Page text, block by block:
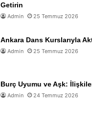
Getirin
Admin 25 Temmuz 2026
Ankara Dans Kurslarıyla
Admin 25 Temmuz 2026
Burç Uyumu ve Aşk:
Admin 24 Temmuz 2026